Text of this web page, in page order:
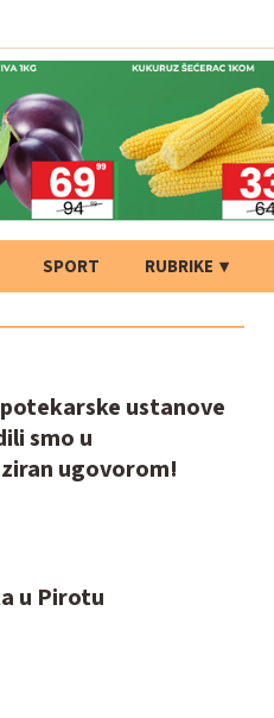
SPORT RUBRIKE
ustanove
smo u
ugovorom!
u Pirotu